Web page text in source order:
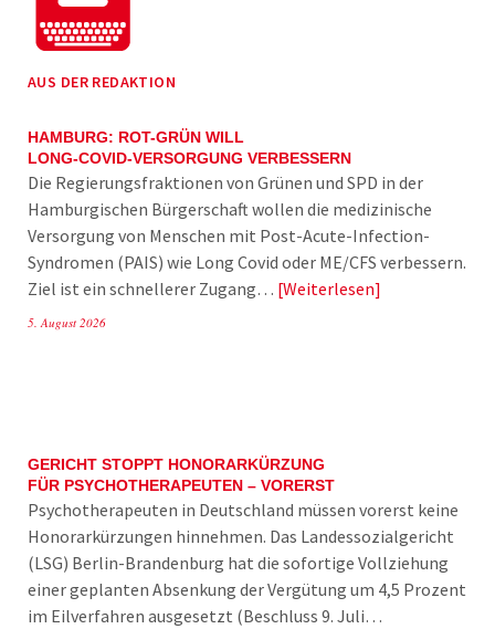
AUS DER REDAKTION
HAMBURG: ROT-GRÜN WILL
LONG-COVID-VERSORGUNG VERBESSERN
Die Regierungsfraktionen von Grünen und SPD in der
Hamburgischen Bürgerschaft wollen die medizinische
Versorgung von Menschen mit Post-Acute-Infection-
Syndromen (PAIS) wie Long Covid oder ME/CFS verbessern.
Ziel ist ein schnellerer Zugang… Weiterlesen
5. August 2026
GERICHT STOPPT HONORARKÜRZUNG
FÜR PSYCHOTHERAPEUTEN – VORERST
Psychotherapeuten in Deutschland müssen vorerst keine
Honorarkürzungen hinnehmen. Das Landessozialgericht
(LSG) Berlin-Brandenburg hat die sofortige Vollziehung
einer geplanten Absenkung der Vergütung um 4,5 Prozent
im Eilverfahren ausgesetzt (Beschluss 9. Juli…